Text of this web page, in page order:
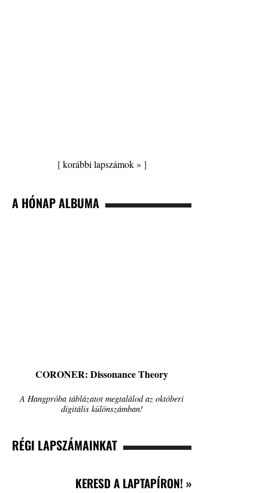
[korábbi lapszámok » ]
A HÓNAP ALBUMA
CORONER: Dissonance Theory
A Hangpróba táblázatot megtalálod az októberi
digitális különszámban!
RÉGI LAPSZÁMAINKAT
KERESD A LAPTAPÍRON! »